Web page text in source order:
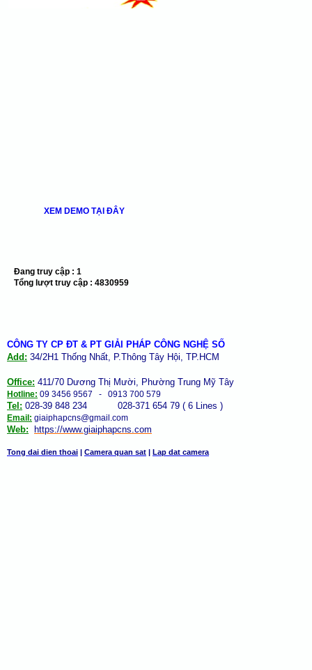
XEM DEMO TẠI ĐÂY
Đang truy cập : 1
Tổng lượt truy cập : 4830959
CÔNG TY CP ĐT & PT GIẢI PHÁP CÔNG NGHỆ SỐ
Add: 34/2H1 Thống Nhất, P.Thông Tây Hội, TP.HCM
Office: 411/70 Dương Thị Mười, Phường Trung Mỹ Tây
Hotline: 09 3456 9567 - 0913 700 579
Tel: 028-39 848 234 028-371 654 79 ( 6 Lines )
Email: giaiphapcns@gmail.com
Web: https://www.giaiphapcns.com
Tong dai dien thoai | Camera quan sat | Lap dat camera